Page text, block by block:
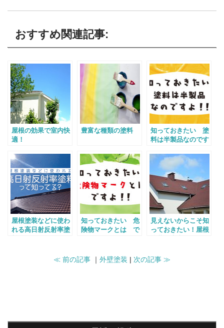
おすすめ関連記事:
屋根の効果で室内快
適！
豊富な種類の塗料
知っておきたい 塗
料は半製品なのです
屋根塗装などに使わ
れる高日射反射率塗
知っておきたい 危
険物マークとは で
見えないからこそ知
っておきたい！屋根
≪ 前の記事 ｜ 外壁塗装 | 次の記事 ≫